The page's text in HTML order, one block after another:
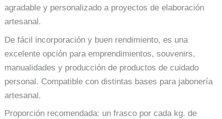
agradable y personalizado a proyectos de elaboración
artesanal.
De fácil incorporación y buen rendimiento, es una
excelente opción para emprendimientos, souvenirs,
manualidades y producción de productos de cuidado
personal. Compatible con distintas bases para jabonería
artesanal.
Proporción recomendada: un frasco por cada kg. de